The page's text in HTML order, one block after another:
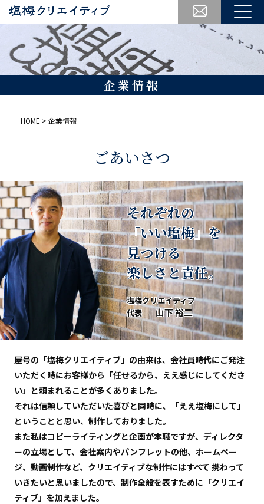
企業情報
HOME > 企業情報
ごあいさつ
それぞれの
「いい塩梅」を
⾒つける
楽しさと責任。
塩梅クリエイティブ
代表
⼭下 裕⼆
屋号の「塩梅クリエイティブ」の由来は、会社員時代にご発注
いただく時にお客様から「任せるから、ええ感じにしてくださ
い」と頼まれることが多くありました。
それは信頼していただいた喜びと同時に、「ええ塩梅にして」
ということと思い、制作しておりました。
また私はコピーライティングと企画が本職ですが、ディレクタ
ーの⽴場として、会社案内やパンフレットの他、ホームペー
ジ、動画制作など、クリエイティブな制作にはすべて 携わって
いきたいと思いましたので、制作全般を表すために「クリエイ
ティブ」を加えました。